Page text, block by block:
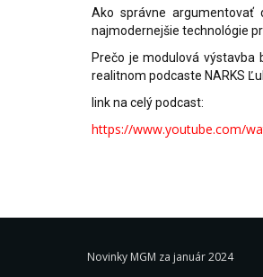
Ako správne argumentovať
najmodernejšie technológie
Prečo je modulová výstavba
realitnom podcaste NARKS
link na celý podcast:
https://www.youtube.com/
Novinky MGM za január 2024